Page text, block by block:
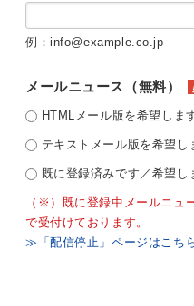
例：info@example.co.jp
メールニュース（無料）
HTMLメール版を希望しま
テキストメール版を希望し
既に登録済みです／希望し
（※）既に登録中メールニュ
で受付けております。
≫「配信停止」ページはこち